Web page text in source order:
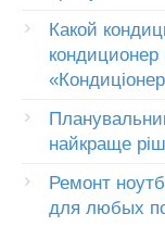
Какой
найкраще
Ремонт
для любых